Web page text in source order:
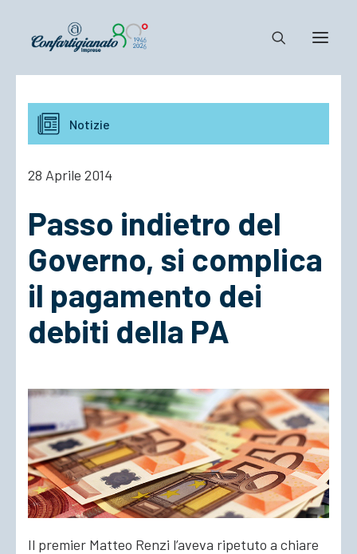
Notizie e Documenti
Confartigianato
Cosa Facciamo
ACCEDI
Notizie
28 Aprile 2014
Passo indietro del
Governo, si complica
il pagamento dei
debiti della PA
Il premier Matteo Renzi l’aveva ripetuto a chiare